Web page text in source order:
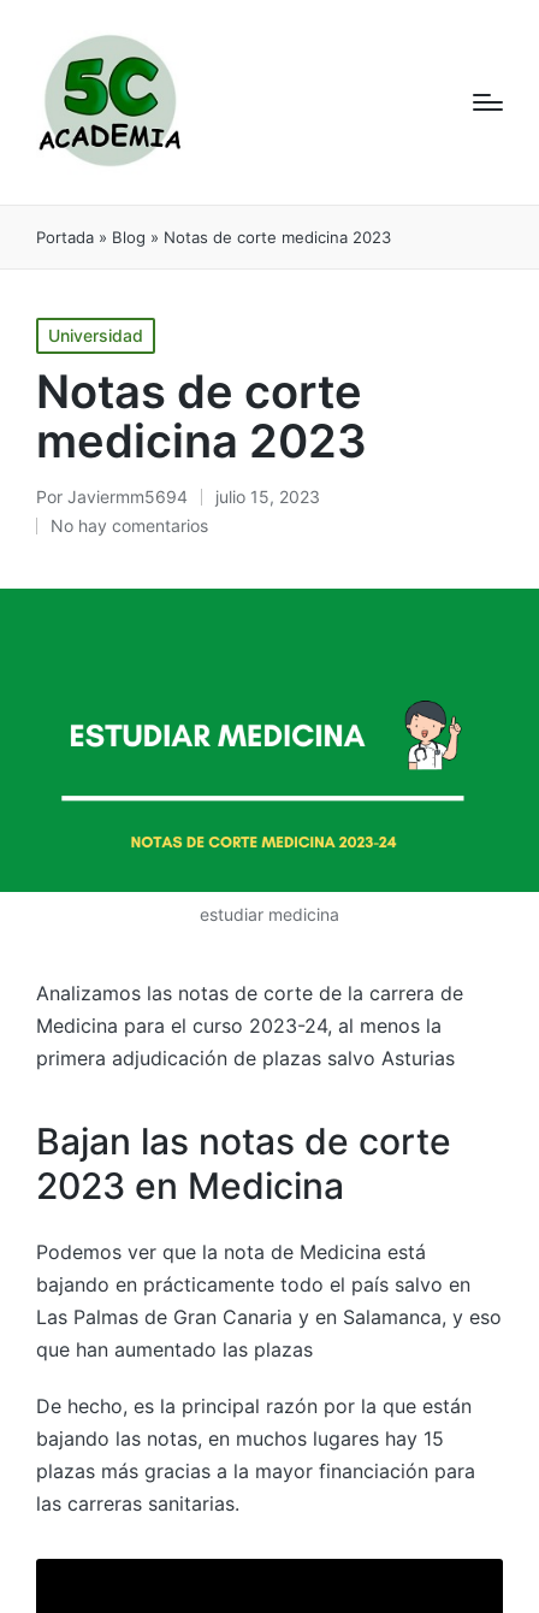
Portada » Blog » Notas de corte medicina 2023
Universidad
Notas de corte
medicina 2023
Por Javiermm5694
julio 15, 2023
No hay comentarios
estudiar medicina
Analizamos las notas de corte de la carrera de
Medicina para el curso 2023-24, al menos la
primera adjudicación de plazas salvo Asturias
Bajan las notas de corte
2023 en Medicina
Podemos ver que la nota de Medicina está
bajando en prácticamente todo el país salvo en
Las Palmas de Gran Canaria y en Salamanca, y eso
que han aumentado las plazas
De hecho, es la principal razón por la que están
bajando las notas, en muchos lugares hay 15
plazas más gracias a la mayor financiación para
las carreras sanitarias.